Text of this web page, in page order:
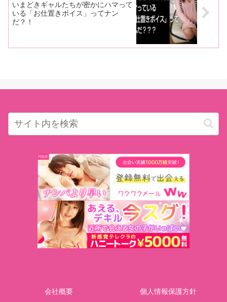
いまどきギャルたちが密かにハマって
いる「お仕置きボイス」ってナン
だ？！
会社概要
個人情報保護方針